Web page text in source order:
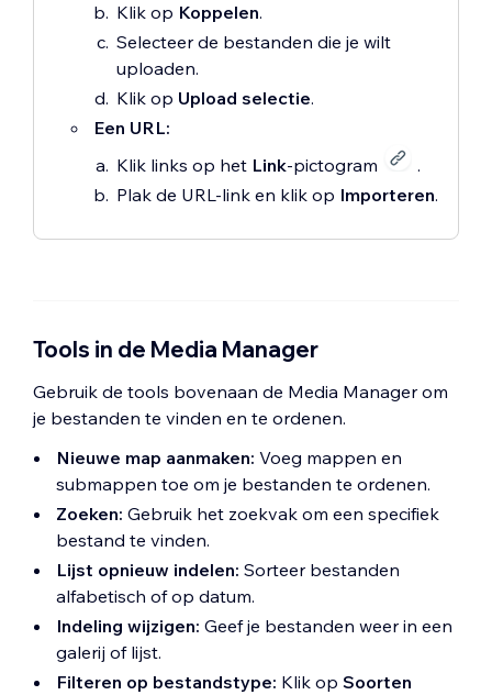
Klik op Koppelen.
Selecteer de bestanden die je wilt
uploaden.
Klik op Upload selectie.
Een URL:
Klik links op het Link-pictogram
.
Plak de URL-link en klik op Importeren.
Tools in de Media Manager
Gebruik de tools bovenaan de Media Manager om
je bestanden te vinden en te ordenen.
Nieuwe map aanmaken: Voeg mappen en
submappen toe om je bestanden te ordenen.
Zoeken: Gebruik het zoekvak om een specifiek
bestand te vinden.
Lijst opnieuw indelen: Sorteer bestanden
alfabetisch of op datum.
Indeling wijzigen: Geef je bestanden weer in een
galerij of lijst.
Filteren op bestandstype: Klik op Soorten